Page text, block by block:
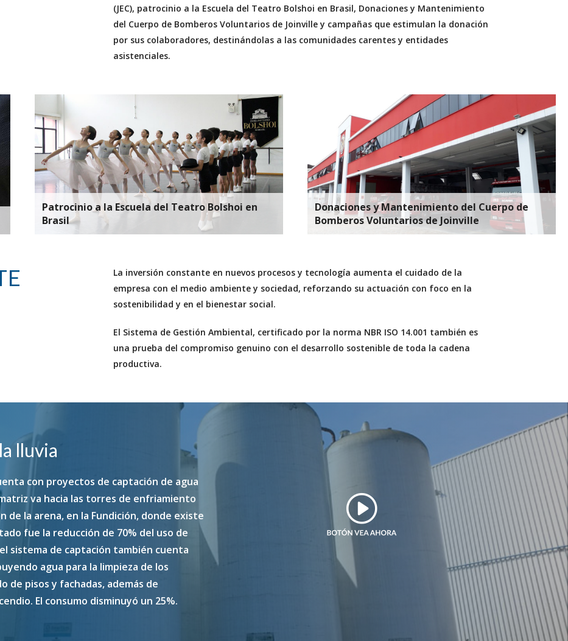
(JEC), patrocinio a la Escuela del Teatro Bolshoi en Brasil, Donaciones y Mantenimiento
del Cuerpo de Bomberos Voluntarios de Joinville y campañas que estimulan la donación
por sus colaboradores, destinándolas a las comunidades carentes y entidades
asistenciales.
Patrocinio a la Escuela del Teatro Bolshoi en
Brasil
Donaciones y Mantenimiento del Cuerpo de
Bomberos Voluntarios de Joinville
La inversión constante en nuevos procesos y tecnología aumenta el cuidado de la
empresa con el medio ambiente y sociedad, reforzando su actuación con foco en la
sostenibilidad y en el bienestar social.
El Sistema de Gestión Ambiental, certificado por la norma NBR ISO 14.001 también es
una prueba del compromiso genuino con el desarrollo sostenible de toda la cadena
productiva.
lluvia
con proyectos de captación de agua
va hacia las torres de enfriamiento
de la arena, en la Fundición, donde existe
fue la reducción de 70% del uso de
sistema de captación también cuenta
agua para la limpieza de los
de pisos y fachadas, además de
El consumo disminuyó un 25%.